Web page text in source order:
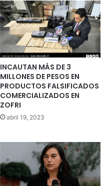
INCAUTAN MÁS DE 3
MILLONES DE PESOS EN
PRODUCTOS FALSIFICADOS
COMERCIALIZADOS EN
ZOFRI
abril 19, 2023